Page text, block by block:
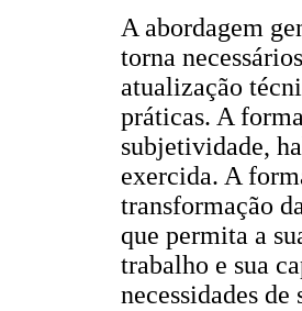
A abordagem
torna
atualização
práticas. A
subjetividade,
exercida. A
transformação
que permita a
trabalho e sua
necessidades de